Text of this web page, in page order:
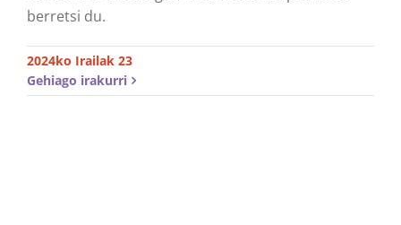
berretsi du.
2024ko Irailak 23
Gehiago irakurri